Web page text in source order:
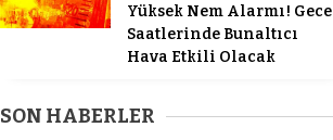
Yüksek Nem Alarmı! Gece
Saatlerinde Bunaltıcı
Hava Etkili Olacak
SON HABERLER